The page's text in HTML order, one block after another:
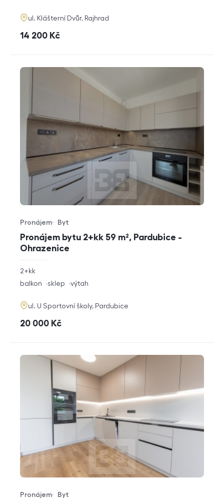
adresa
ul. Klášterní Dvůr, Rajhrad
cena
14 200 Kč
Pronájem bytu 2+kk 59 m², Pardubice -
Ohrazenice
Typ nabídky
Pronájem
Typ nemovitosti
Byt
rozměry
dispozice
2+kk
funkce
balkon sklep výtah
adresa
ul. U Sportovní školy, Pardubice
cena
20 000 Kč
Typ nabídky
Pronájem
Typ nemovitosti
Byt